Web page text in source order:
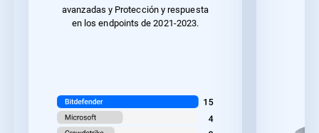
avanzadas y Protección y respuesta
en los endpoints de 2021-2023.